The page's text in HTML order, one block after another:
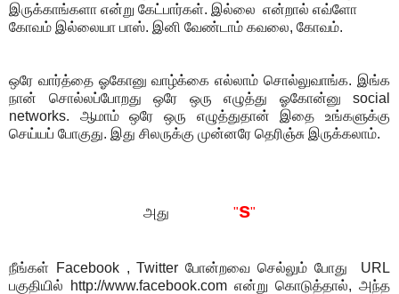
இருக்காங்களா என்று கேட்பார்கள். இல்லை என்றால் எவ்ளோ
கோவம் இல்லையா பாஸ். இனி வேண்டாம் கவலை, கோவம்.
ஒரே வார்த்தை ஓகோனு வாழ்க்கை எல்லாம் சொல்லுவாங்க. இங்க
நான் சொல்லப்போறது ஒரே ஒரு எழுத்து ஓகோன்னு social
networks. ஆமாம் ஒரே ஒரு எழுத்துதான் இதை உங்களுக்கு
செய்யப் போகுது. இது சிலருக்கு முன்னரே தெரிஞ்சு இருக்கலாம்.
அது "s"
நீங்கள் Facebook , Twitter போன்றவை செல்லும் போது URL
பகுதியில் http://www.facebook.com என்று கொடுத்தால், அந்த